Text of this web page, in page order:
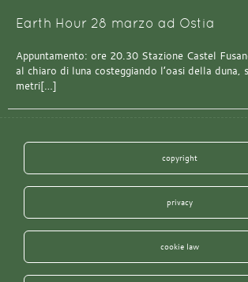
Earth Hour 28 marzo ad Ostia
Appuntamento: ore 20.30 Stazione Castel
al chiaro di luna costeggiando l’oasi della duna,
metri[…]
copyright
privacy
cookie law